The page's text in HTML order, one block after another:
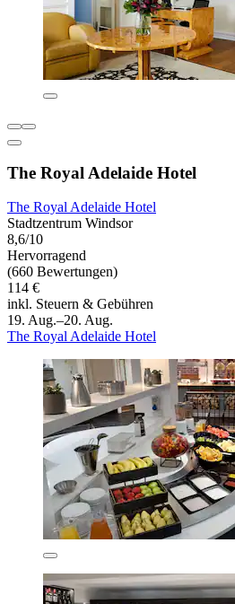
The Royal Adelaide Hotel
The Royal Adelaide Hotel
Stadtzentrum Windsor
8,6/10
Hervorragend
(660 Bewertungen)
114 €
inkl. Steuern & Gebühren
19. Aug.–20. Aug.
The Royal Adelaide Hotel